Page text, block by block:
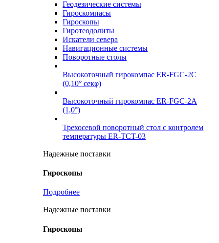
Геодезические системы
Гироскомпасы
Гироскопы
Гиротеодолиты
Искатели севера
Навигационные системы
Поворотные столы
Высокоточный гирокомпас ER-FGC-2C
(0,10° секφ)
Высокоточный гирокомпас ER-FGC-2A
(1,0°)
Трехосевой поворотный стол с контролем
температуры ER-TCT-03
Надежные поставки
Гироскопы
Подробнее
Надежные поставки
Гироскопы